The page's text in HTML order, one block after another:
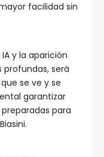
facilidad sin
y la aparición
será
se ve y se
garantizar
para